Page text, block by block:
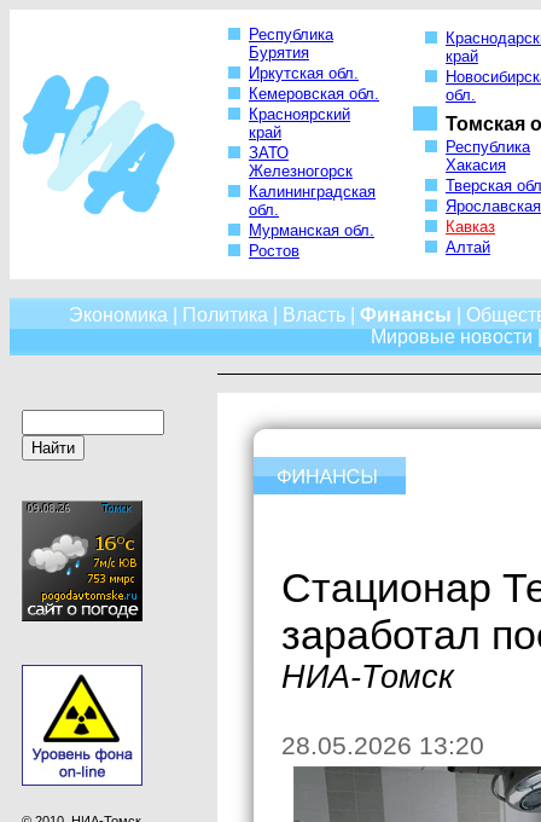
Республика
Бурятия
Иркутская обл.
Кемеровская обл.
Красноярский
край
ЗАТО
Железногорск
Калининградская
обл.
Мурманская обл.
Ростов
край
обл.
Томская
Республика
Хакасия
Тверская
Кавказ
Алтай
Экономика Политика Власть| Финансы
Мировые новости
Стационар
заработал
НИА-Томск
28.05.2026 13:20